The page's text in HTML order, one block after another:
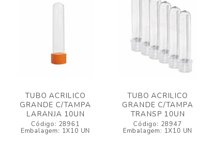
TUBO ACRILICO
GRANDE C/TAMPA
LARANJA 10UN
Código: 28961
Embalagem: 1X10 UN
TUBO ACRILICO
GRANDE C/TAMPA
TRANSP 10UN
Código: 28947
Embalagem: 1X10 UN